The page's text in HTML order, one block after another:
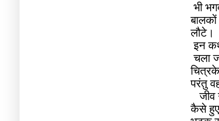
भी
बालकों
लौटे।
इन
चला
परंतु
जीव
कैसे हुए